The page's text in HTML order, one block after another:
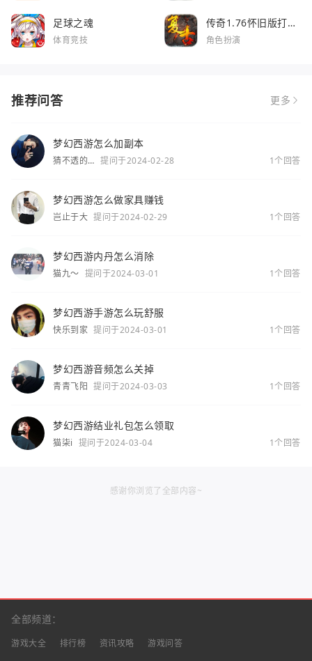
足球之魂
体育竞技
传奇1.76怀旧版打金
服
角色扮演
推荐问答 更多
梦幻西游怎么加副本
猜不透的
提问于2024-02-28 1个回答
梦幻西游怎么做家具赚钱
岂止于大 提问于2024-02-29 1个回答
梦幻西游内丹怎么消除
猫九～ 提问于2024-03-01 1个回答
梦幻西游手游怎么玩舒服
快乐到家 提问于2024-03-01 1个回答
梦幻西游音频怎么关掉
青青飞阳 提问于2024-03-03 1个回答
梦幻西游结业礼包怎么领取
猫柒i 提问于2024-03-04 1个回答
感谢你浏览了全部内容~
全部频道：
游戏大全 排行榜 资讯攻略 游戏问答